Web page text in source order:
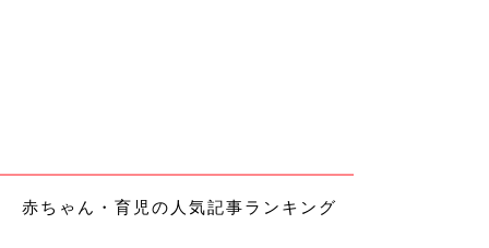
赤ちゃん・育児の人気記事ランキング